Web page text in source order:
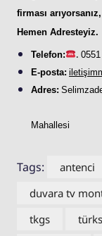
firması
Hemen Adresteyiz.
Telefon: .
E-posta:
Adres:
Mahallesi
Tags: antenci
duvara tv
tkgs